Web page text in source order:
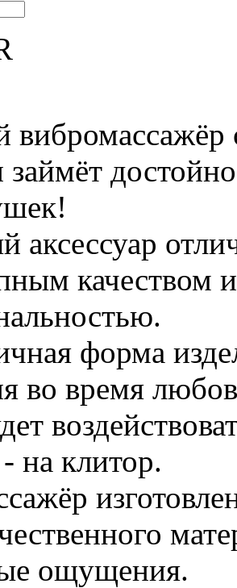
займёт
аксессуар
качеством
форма
во время
на клитор.
ощущения.